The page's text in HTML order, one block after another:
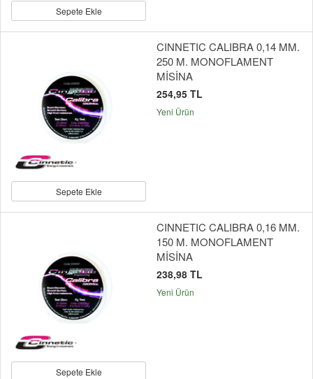
Sepete Ekle
Sepete Ekle
CINNETIC CALIBRA 0,14 MM.
250 M. MONOFLAMENT
MİSİNA
254,95 TL
Yeni Ürün
Sepete Ekle
CINNETIC CALIBRA 0,16 MM.
150 M. MONOFLAMENT
MİSİNA
238,98 TL
Yeni Ürün